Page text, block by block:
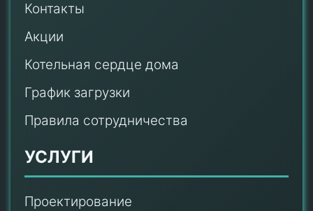
Контакты
Акции
Котельная сердце дома
График загрузки
Правила сотрудничества
УСЛУГИ
Проектирование